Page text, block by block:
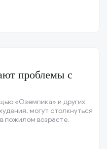
проблемы с
«Оземпика» и других
могут столкнуться
пожилом возрасте.